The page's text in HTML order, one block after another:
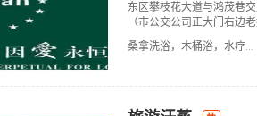
东区攀枝花大道与鸿茂巷
（市公交公司正大门右边
桑拿洗浴，木桶浴，水疗...